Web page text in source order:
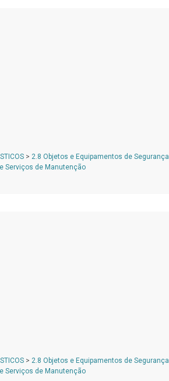
> 2.8 Objetos e Equipamentos de Segurança
Serviços de Manutenção
> 2.8 Objetos e Equipamentos de Segurança
Serviços de Manutenção